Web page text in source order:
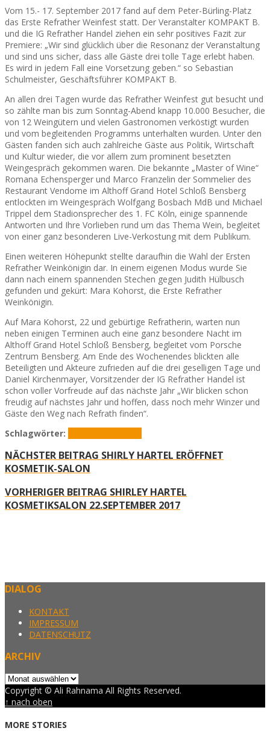
Vom 15.- 17. September 2017 fand auf dem Peter-Bürling-Platz
das Erste Refrather Weinfest statt. Der Veranstalter KOMPAKT B.
und die IG Refrather Handel ziehen ein sehr positives Fazit zur
Premiere: „Wir sind glücklich über die Resonanz der Veranstaltung
und sind uns sicher, dass alle Gäste drei tolle Tage erlebt haben.
Es wird in jedem Fall eine Vorsetzung geben.“ so Sebastian
Schulmeister, Geschäftsführer KOMPAKT B.
An allen drei Tagen wurde das Refrather Weinfest gut besucht und
so zählte man bis zum Sonntag-Abend knapp 10.000 Besucher, die
von 12 Weingütern und vielen Gastronomen verköstigt wurden
und vom begleitenden Programms unterhalten wurden. Unter den
Gästen fanden sich auch zahlreiche Gäste aus Politik, Wirtschaft
und Kultur wieder, die vor allem zum prominent besetzten
Weingespräch gekommen waren. Die bekannte „Master of Wine“
Romana Echensperger und Marco Franzelin der Sommelier des
Restaurant Vendome im Althoff Grand Hotel Schloß Bensberg
entlockten im Weingespräch Wolfgang Bosbach MdB und Michael
Trippel dem Stadionsprecher des 1. FC Köln, einige spannende
Antworten und Ihre Vorlieben rund um das Thema Wein, begleitet
von einer ganz besonderen Live-Verkostung mit dem Publikum.
Einen weiteren Höhepunkt stellte daraufhin die Wahl der Ersten
Refrather Weinkönigin dar. In einem eigenen Modus wurde Sie
dann nach einem spannenden Stechen gegen Judith Hülbusch
gefunden und gekürt: Mara Kohorst, die Erste Refrather
Weinkönigin.
Auf Mara Kohorst, 22 und gebürtige Refratherin, warten nun
neben einigen Terminen auch eine ganz besondere Nacht im
Althoff Grand Hotel Schloß Bensberg, begleitet vom Porsche
Zentrum Bensberg. Am Ende des Wochenendes blickten alle
Beteiligten und Akteure zufrieden auf die drei geselligen Tage und
Daniel Kirchenmayer, Vorsitzender der IG Refrather Handel ist
schon voller Vorfreude auf das nächste Jahr „Wir blicken schon
freudig auf nächstes Jahr und hoffen, dass noch mehr Winzer und
Gäste den Weg nach Refrath finden“.
Schlagwörter:
NÄCHSTER BEITRAG SHIRLY HARTEL ERÖFFNET
KOSMETIK-SALON
VORHERIGER BEITRAG SHIRLEY HARTEL
KOSMETIKSALON 22.SEPTEMBER 2017
DIALOG
KONTAKT
IMPRESSUM
DATENSCHUTZ
ARCHIV
Archiv
Copyright © Ali Rahnama All Rights Reserved.
↑ nach oben
MORE STORIES